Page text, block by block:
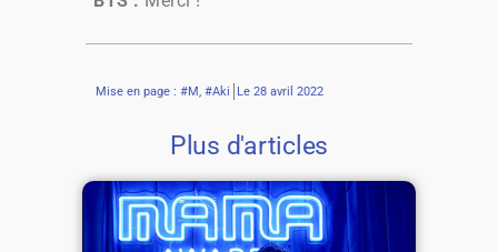
Mise en page : #M, #Aki Le 28 avril 2022
Plus d'articles